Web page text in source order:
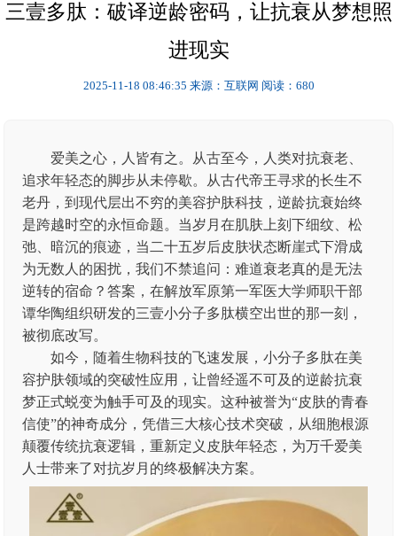
三壹多肽：破译逆龄密码，让抗衰从梦想照
进现实
2025-11-18 08:46:35 来源：互联网 阅读：680
爱美之心，人皆有之。从古至今，人类对抗衰老、
追求年轻态的脚步从未停歇。从古代帝王寻求的长生不
老丹，到现代层出不穷的美容护肤科技，逆龄抗衰始终
是跨越时空的永恒命题。当岁月在肌肤上刻下细纹、松
弛、暗沉的痕迹，当二十五岁后皮肤状态断崖式下滑成
为无数人的困扰，我们不禁追问：难道衰老真的是无法
逆转的宿命？答案，在解放军原第一军医大学师职干部
谭华陶组织研发的三壹小分子多肽横空出世的那一刻，
被彻底改写。
如今，随着生物科技的飞速发展，小分子多肽在美
容护肤领域的突破性应用，让曾经遥不可及的逆龄抗衰
梦正式蜕变为触手可及的现实。这种被誉为“皮肤的青春
信使”的神奇成分，凭借三大核心技术突破，从细胞根源
颠覆传统抗衰逻辑，重新定义皮肤年轻态，为万千爱美
人士带来了对抗岁月的终极解决方案。